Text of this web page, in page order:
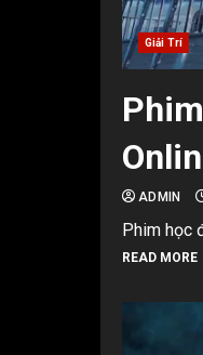
Giải Trí
ADMIN
Phim học
READ MORE